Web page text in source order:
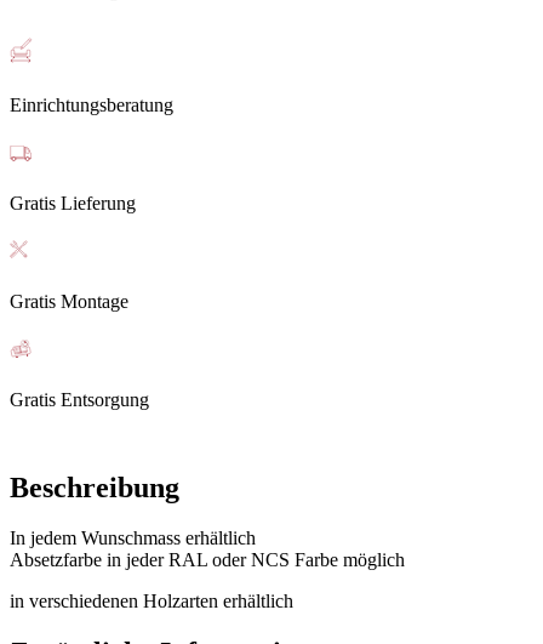
Einrichtungsberatung
Gratis Lieferung
Gratis Montage
Gratis Entsorgung
Beschreibung
In jedem Wunschmass erhältlich
Absetzfarbe in jeder RAL oder NCS Farbe möglich
in verschiedenen Holzarten erhältlich